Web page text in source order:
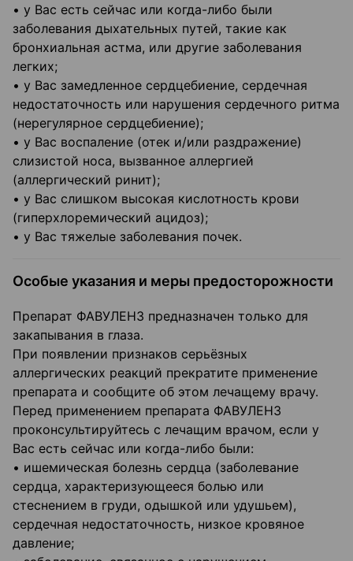
• у Вас есть сейчас или когда-либо были
заболевания дыхательных путей, такие как
бронхиальная астма, или другие заболевания
легких;
• у Вас замедленное сердцебиение, сердечная
недостаточность или нарушения сердечного ритма
(нерегулярное сердцебиение);
• у Вас воспаление (отек и/или раздражение)
слизистой носа, вызванное аллергией
(аллергический ринит);
• у Вас слишком высокая кислотность крови
(гиперхлоремический ацидоз);
• у Вас тяжелые заболевания почек.
Особые указания и меры предосторожности
Препарат ФАВУЛЕНЗ предназначен только для
закапывания в глаза.
При появлении признаков серьёзных
аллергических реакций прекратите применение
препарата и сообщите об этом лечащему врачу.
Перед применением препарата ФАВУЛЕНЗ
проконсультируйтесь с лечащим врачом, если у
Вас есть сейчас или когда-либо были:
• ишемическая болезнь сердца (заболевание
сердца, характеризующееся болью или
стеснением в груди, одышкой или удушьем),
сердечная недостаточность, низкое кровяное
давление;